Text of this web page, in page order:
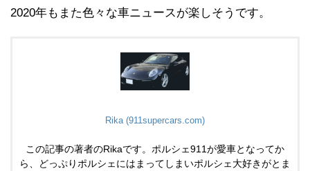
2020年もまた色々な車ニュースが楽しそうです。
Rika (911supercars.com)
この記事の著者のRikaです。ポルシェ911が愛車となってか
ら、どっぷりポルシェにはまってしまいポルシェ大好きがとま